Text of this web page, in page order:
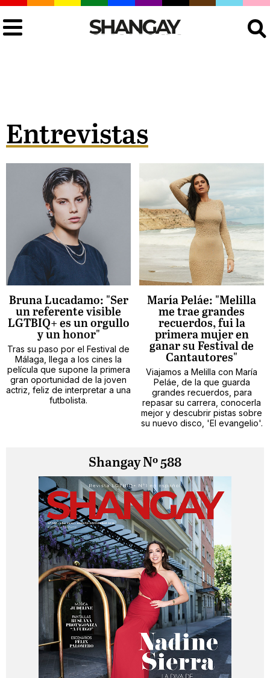
Entrevistas
Bruna Lucadamo: "Ser
un referente visible
LGTBIQ+ es un orgullo
y un honor"
Tras su paso por el Festival de
Málaga, llega a los cines la
película que supone la primera
gran oportunidad de la joven
actriz, feliz de interpretar a una
futbolista.
María Peláe: "Melilla
me trae grandes
recuerdos, fui la
primera mujer en
ganar su Festival de
Cantautores"
Viajamos a Melilla con María
Peláe, de la que guarda
grandes recuerdos, para
repasar su carrera, conocerla
mejor y descubrir pistas sobre
su nuevo disco, 'El evangelio'.
Shangay Nº 588